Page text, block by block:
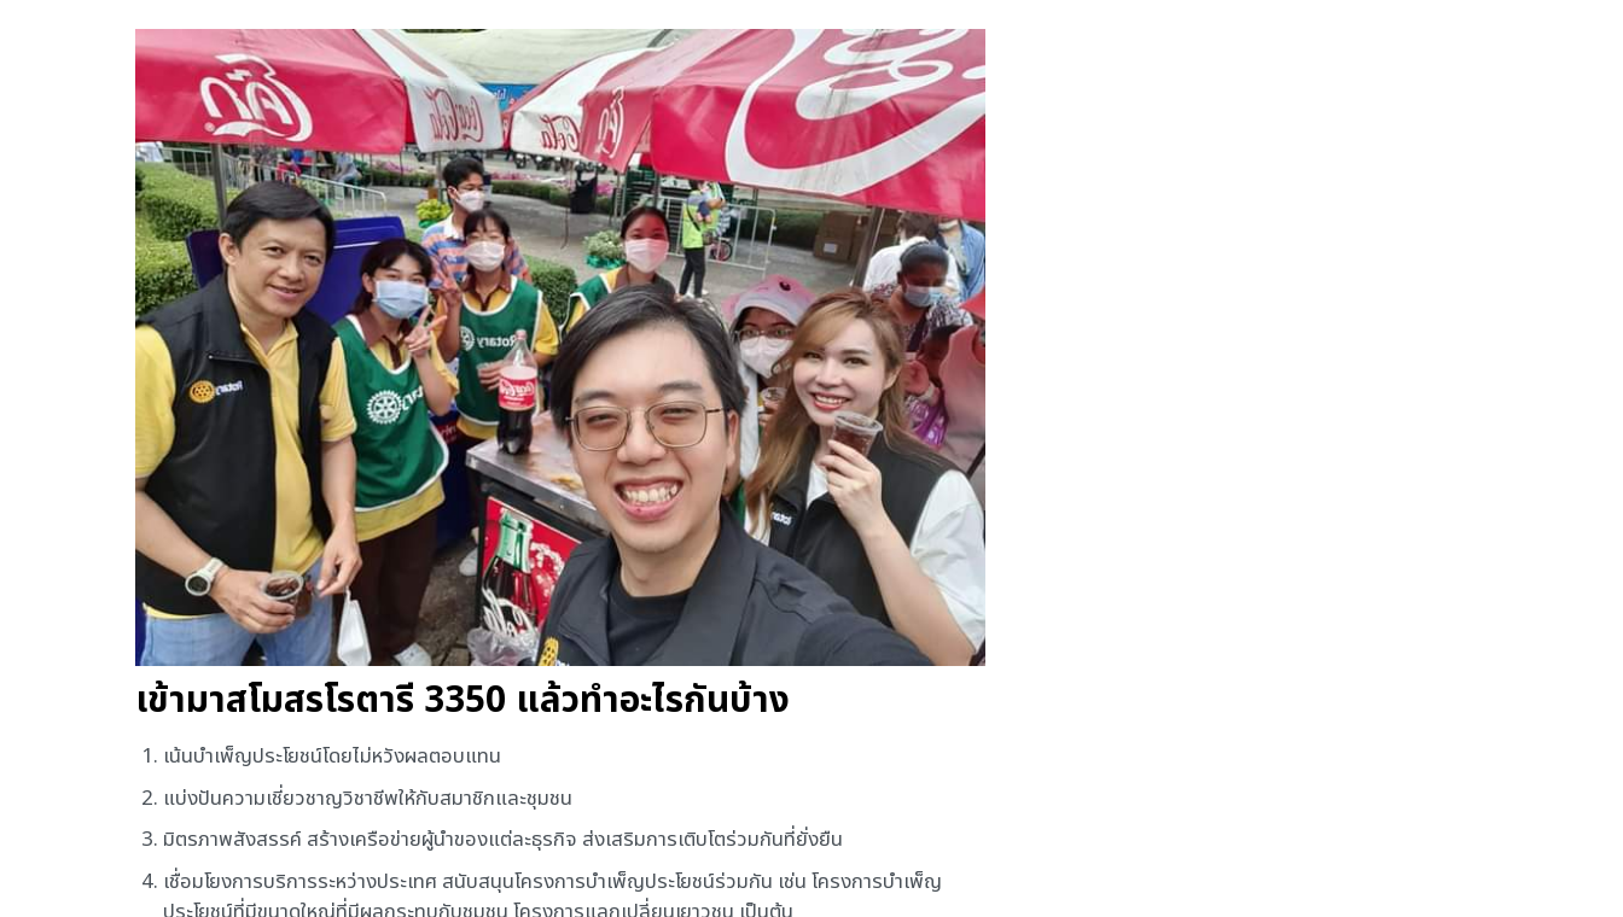
เข้ามาสโมสรโรตารี 3350 แล้วทำอะไรกันบ้าง
เน้นบำเพ็ญประโยชน์โดยไม่หวังผลตอบแทน
แบ่งปันความเชี่ยวชาญวิชาชีพให้กับสมาชิกและชุมชน
มิตรภาพสังสรรค์ สร้างเครือข่ายผู้นำของแต่ละธุรกิจ ส่งเสริมการเติบโตร่วมกันที่ยั่งยืน
เชื่อมโยงการบริการระหว่างประเทศ สนับสนุนโครงการบำเพ็ญประโยชน์ร่วมกัน เช่น โครงการบำเพ็ญ